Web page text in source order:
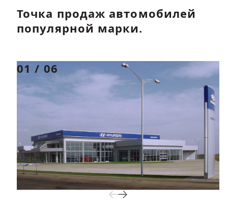
Точка продаж автомобилей
популярной марки.
01 / 06